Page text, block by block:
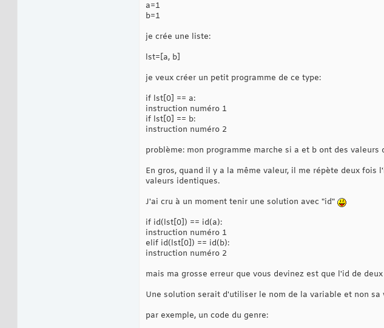
a=1
b=1
je crée une liste:
lst=[a, b]
je veux créer un petit programme de ce type:
if lst[0] == a:
instruction numéro 1
if lst[0] == b:
instruction numéro 2
problème: mon programme marche si a et b ont des
En gros, quand il y a la même valeur, il me répète deux
valeurs identiques.
J'ai cru à un moment tenir une solution avec "id"
if id(lst[0]) == id(a):
instruction numéro 1
elif id(lst[0]) == id(b):
instruction numéro 2
mais ma grosse erreur que vous devinez est que l'id de
Une solution serait d'utiliser le nom de la variable et non sa
par exemple, un code du genre: